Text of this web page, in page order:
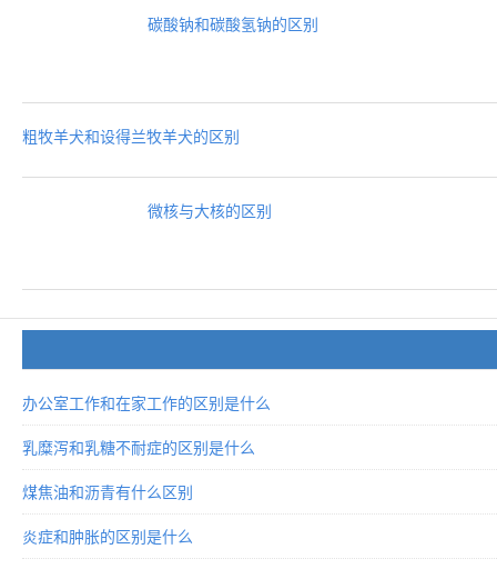
碳酸钠和碳酸氢钠的区别
粗牧羊犬和设得兰牧羊犬的区别
微核与大核的区别
办公室工作和在家工作的区别是什么
乳糜泻和乳糖不耐症的区别是什么
煤焦油和沥青有什么区别
炎症和肿胀的区别是什么